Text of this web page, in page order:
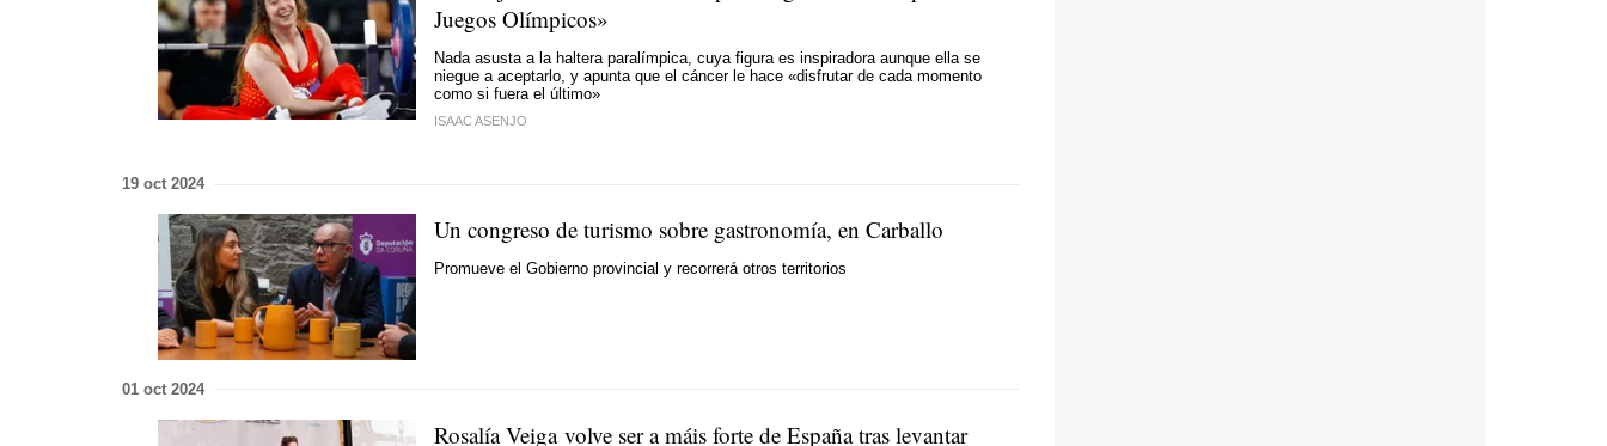
Juegos Olímpicos»
Nada asusta a la haltera paralímpica, cuya figura es inspiradora aunque ella se
niegue a aceptarlo, y apunta que el cáncer le hace «disfrutar de cada momento
como si fuera el último»
ISAAC ASENJO
19 oct 2024
Un congreso de turismo sobre gastronomía, en Carballo
Promueve el Gobierno provincial y recorrerá otros territorios
01 oct 2024
Rosalía Veiga volve ser a máis forte de España tras levantar